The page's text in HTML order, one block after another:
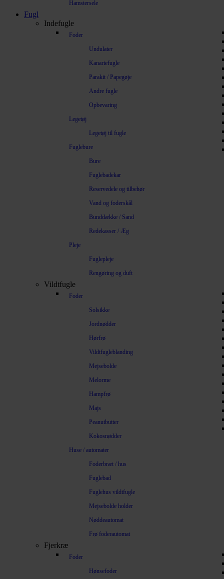
Hamstersele
Fugl
Indefugle
Foder
Undulater
Kanariefugle
Parakit / Papegøje
Andre fugle
Opbevaring
Legetøj
Legetøj til fugle
Fuglebure
Bure
Fuglebadekar
Reservedele og tilbehør
Vand og foderskål
Bunddække / Sand
Redekasser / Æg
Pleje
Fuglepleje
Rengøring og duft
Vildtfugle
Foder
Solsikke
Jordnødder
Hørfrø
Vildtfugleblanding
Mejsebolde
Melorme
Hampfrø
Majs
Peanutbutter
Kokosnødder
Huse / automater
Foderbræt / hus
Fuglebad
Fuglehus vildtfugle
Mejsebolde holder
Nøddeautomat
Frø foderautomat
Fjerkræ
Foder
Hønsefoder